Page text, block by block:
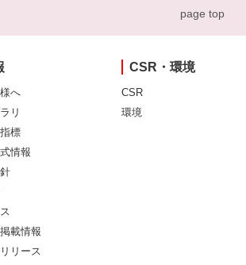
page top
へ
リ
標
情報
載情報
リース
CSR・環境
CSR
環境